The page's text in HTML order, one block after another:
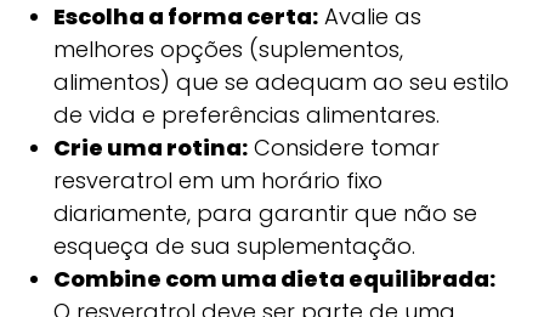
Escolha a forma certa:Avalie as
melhores opções (suplementos,
alimentos) que se adequam ao seu estilo
de vida e preferências alimentares.
Crie uma rotina:Considere tomar
resveratrol em um horário fixo
diariamente, para garantir que não se
esqueça de sua suplementação.
Combine com uma dieta equilibrada: